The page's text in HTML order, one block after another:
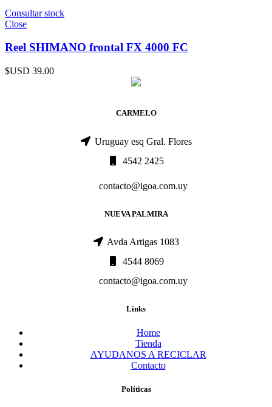
Consultar stock
Close
Reel SHIMANO frontal FX 4000 FC
$USD 39.00
CARMELO
Uruguay esq Gral. Flores
4542 2425
contacto@igoa.com.uy
NUEVA PALMIRA
Avda Artigas 1083
4544 8069
contacto@igoa.com.uy
Links
Home
Tienda
AYUDANOS A RECICLAR
Contacto
Políticas